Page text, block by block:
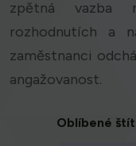
zpětná vazba
rozhodnutích a
zaměstnanci
angažovanost.
Oblíbené